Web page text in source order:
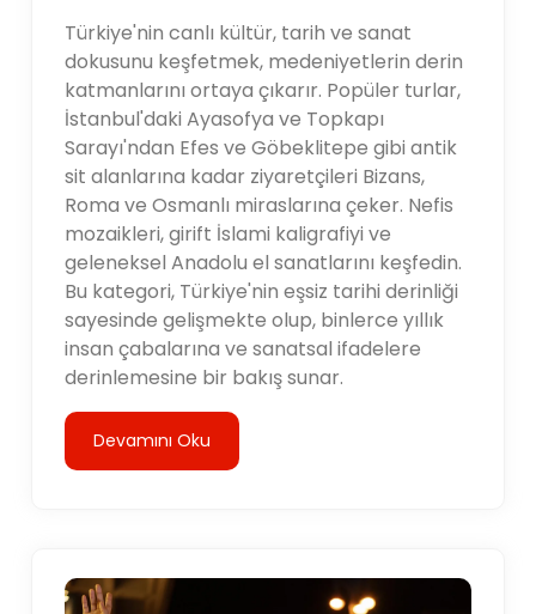
Türkiye'nin canlı kültür, tarih ve sanat
dokusunu keşfetmek, medeniyetlerin derin
katmanlarını ortaya çıkarır. Popüler turlar,
İstanbul'daki Ayasofya ve Topkapı
Sarayı'ndan Efes ve Göbeklitepe gibi antik
sit alanlarına kadar ziyaretçileri Bizans,
Roma ve Osmanlı miraslarına çeker. Nefis
mozaikleri, girift İslami kaligrafiyi ve
geleneksel Anadolu el sanatlarını keşfedin.
Bu kategori, Türkiye'nin eşsiz tarihi derinliği
sayesinde gelişmekte olup, binlerce yıllık
insan çabalarına ve sanatsal ifadelere
derinlemesine bir bakış sunar.
Devamını Oku